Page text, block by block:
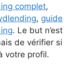
complet,
, guide
. Le but n’est
de vérifier si
votre profil.